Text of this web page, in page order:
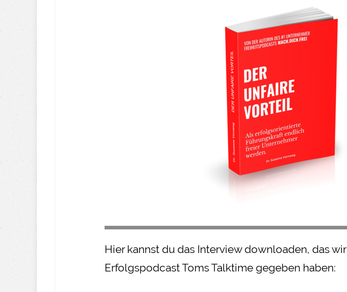
Hier kannst du das Interview downloaden, das wir
Erfolgspodcast Toms Talktime gegeben haben: